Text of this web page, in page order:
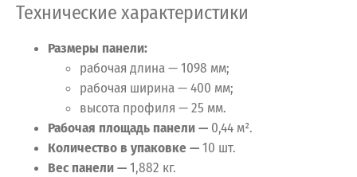
Технические характеристики
Размеры панели:
рабочая длина — 1098 мм;
рабочая ширина — 400 мм;
высота профиля — 25 мм.
Рабочая площадь панели — 0,44 м².
Количество в упаковке —10 шт.
Вес панели —1,882 кг.